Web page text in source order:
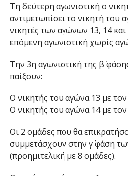
Τη δεύτερη αγωνιστική ο
αντιμετωπίσει το νικητή του
νικητές των αγώνων 13, 14
επόμενη αγωνιστική χωρίς
Την 3η αγωνιστική της β΄
παίξουν:
Ο νικητής του αγώνα 13 με
Ο νικητής του αγώνα 14 με
Οι 2 ομάδες που θα
συμμετάσχουν στην γ΄ φάση
(προημιτελική με 8 ομάδες).